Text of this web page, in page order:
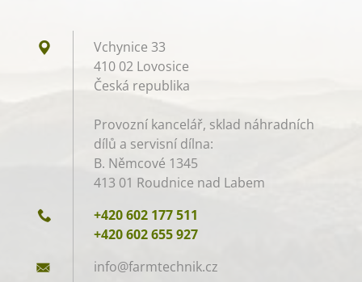
Vchynice 33
410 02 Lovosice
Česká republika
Provozní kancelář, sklad náhradních
dílů a servisní dílna:
B. Němcové 1345
413 01 Roudnice nad Labem
+420 602 177 511
+420 602 655 927
info@farmtechnik.cz